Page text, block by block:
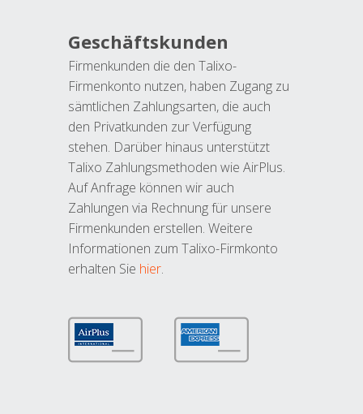
Geschäftskunden
Firmenkunden die den Talixo-
Firmenkonto nutzen, haben Zugang zu
sämtlichen Zahlungsarten, die auch
den Privatkunden zur Verfügung
stehen. Darüber hinaus unterstützt
Talixo Zahlungsmethoden wie AirPlus.
Auf Anfrage können wir auch
Zahlungen via Rechnung für unsere
Firmenkunden erstellen. Weitere
Informationen zum Talixo-Firmkonto
erhalten Sie hier.